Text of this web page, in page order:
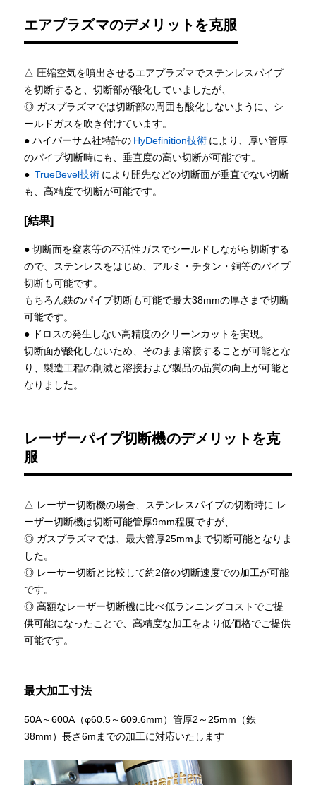
エアプラズマのデメリットを克服
△ 圧縮空気を噴出させるエアプラズマでステンレスパイプ
を切断すると、切断部が酸化していましたが、
◎ ガスプラズマでは切断部の周囲も酸化しないように、シ
ールドガスを吹き付けています。
● ハイパーサム社特許の HyDefinition技術 により、厚い管厚
のパイプ切断時にも、垂直度の高い切断が可能です。
● TrueBevel技術 により開先などの切断面が垂直でない切断
も、高精度で切断が可能です。
[結果]
● 切断面を窒素等の不活性ガスでシールドしながら切断する
ので、ステンレスをはじめ、アルミ・チタン・銅等のパイプ
切断も可能です。
もちろん鉄のパイプ切断も可能で最大38mmの厚さまで切断
可能です。
● ドロスの発生しない高精度のクリーンカットを実現。
切断面が酸化しないため、そのまま溶接することが可能とな
り、製造工程の削減と溶接および製品の品質の向上が可能と
なりました。
レーザーパイプ切断機のデメリットを克
服
△ レーザー切断機の場合、ステンレスパイプの切断時に レ
ーザー切断機は切断可能管厚9mm程度ですが、
◎ ガスプラズマでは、最大管厚25mmまで切断可能となりま
した。
◎ レーサー切断と比較して約2倍の切断速度での加工が可能
です。
◎ 高額なレーザー切断機に比べ低ランニングコストでご提
供可能になったことで、高精度な加工をより低価格でご提供
可能です。
最大加工寸法
50A～600A（φ60.5～609.6mm）管厚2～25mm（鉄
38mm）長さ6mまでの加工に対応いたします